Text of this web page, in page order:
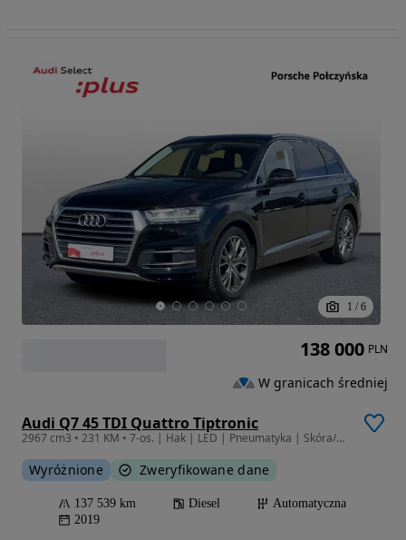
1 / 6
Audi Q7 45 TDI Quattro Tiptronic
2967 cm3 • 231 KM • 7-os. | Hak | LED | Pneumatyka | Skóra/Alcantara | Virtual Cocpit
Wyróżnione Zweryfikowane dane
137 539 km Diesel
Automatyczna
2019
138 000 PLN
W granicach średniej